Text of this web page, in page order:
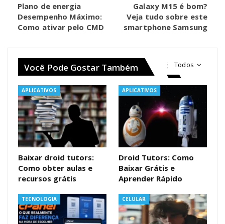
Plano de energia
Desempenho Máximo:
Como ativar pelo CMD
Galaxy M15 é bom?
Veja tudo sobre este
smartphone Samsung
Todos
Você Pode Gostar Também
APLICATIVOS
Baixar droid tutors:
Como obter aulas e
recursos grátis
APLICATIVOS
Droid Tutors: Como
Baixar Grátis e
Aprender Rápido
TECNOLOGIA CELULAR